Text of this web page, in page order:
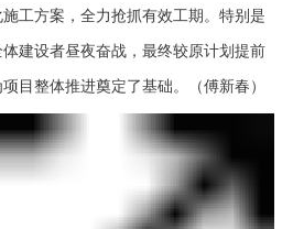
工方案，全力抢抓有效工期。特别是
建设者昼夜奋战，最终较原计划提前
目整体推进奠定了基础。（傅新春）